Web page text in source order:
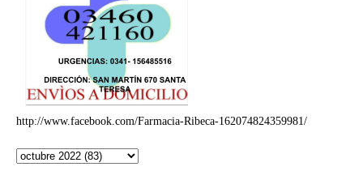
http://www.facebook.com/Farmacia-Ribeca-162074824359981/